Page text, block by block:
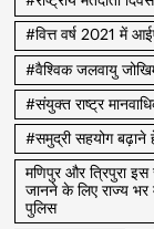
#वित्त वर्ष 2021 में
#वैश्विक जलवायु
#संयुक्त राष्ट्र
#समुद्री सहयोग बढ़ाने
मणिपुर और त्रिपुरा इस
जानने के लिए राज्य भर
पुलिस